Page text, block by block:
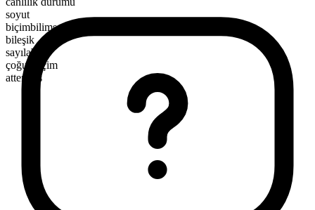
soyut
biçimbilimsel yapı
bileşik
sayılabilir
çoğul biçim
attempts